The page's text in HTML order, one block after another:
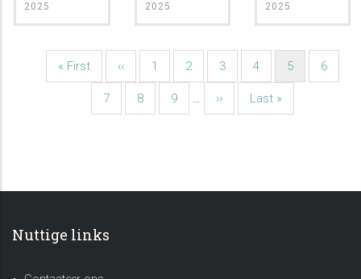
2025
2025
2025
Paginatie
Eerste
« First
Vorige
‹‹ Pagina
1 Pagina
2 Pagina
3 Pagina
4
Huidige
5 Pagina
6
Pagina
7 Pagina
8 Pagina
9 …
Volgende
››
Laatste
Last »
Nuttige links